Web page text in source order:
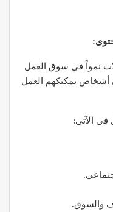
نمواً فى سوق العمل
أشخاص يمكنكهم العمل
فى الآتى:
والسوق.